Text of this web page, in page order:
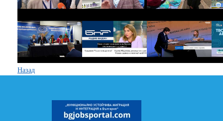
Назад